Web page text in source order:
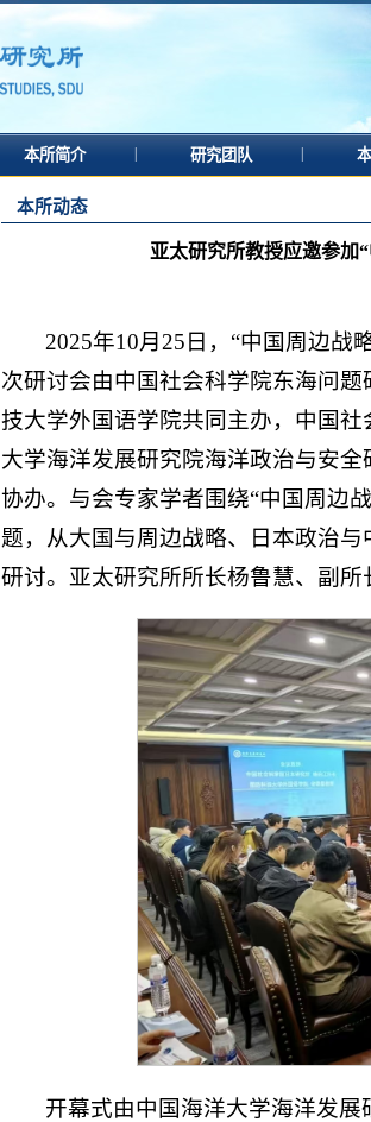
本所简介 研究团队
本所动态
亚太研究所教授应邀参加
2025年10月25日，“中国周边战
次研讨会由中国社会科学院东海问
技大学外国语学院共同主办，中国
大学海洋发展研究院海洋政治与安
协办。与会专家学者围绕“中国周边
题，从大国与周边战略、日本政治
研讨。亚太研究所所长杨鲁慧、副所
开幕式由中国海洋大学海洋发